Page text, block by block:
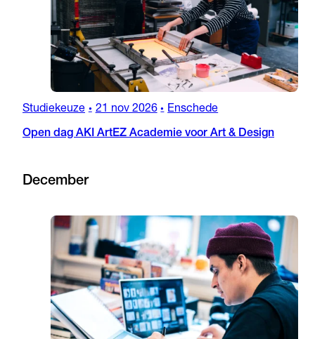
Studiekeuze • 21 nov 2026 • Enschede
Open dag AKI ArtEZ Academie voor Art & Design
December